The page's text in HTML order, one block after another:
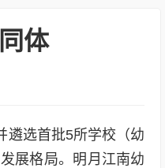
体
遴选首批5所学校（幼
展格局。明月江南幼